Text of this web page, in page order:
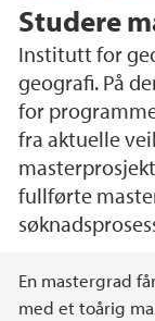
Studere
Institutt for
geografi. På
for
fra aktuelle
fullførte
En mastergrad
med et toårig